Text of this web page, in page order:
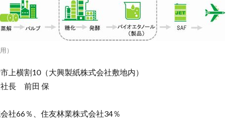
）
上横割10（大興製紙株式会社敷地内）
社長 前田 保
社66％、住友林業株式会社34％